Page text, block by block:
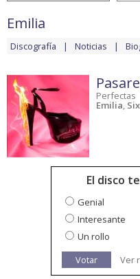
Emilia
Discografía Noticias
Perfectas
Emilia,
El disco
Genial
Interesante
Un rollo
Votar
Ver